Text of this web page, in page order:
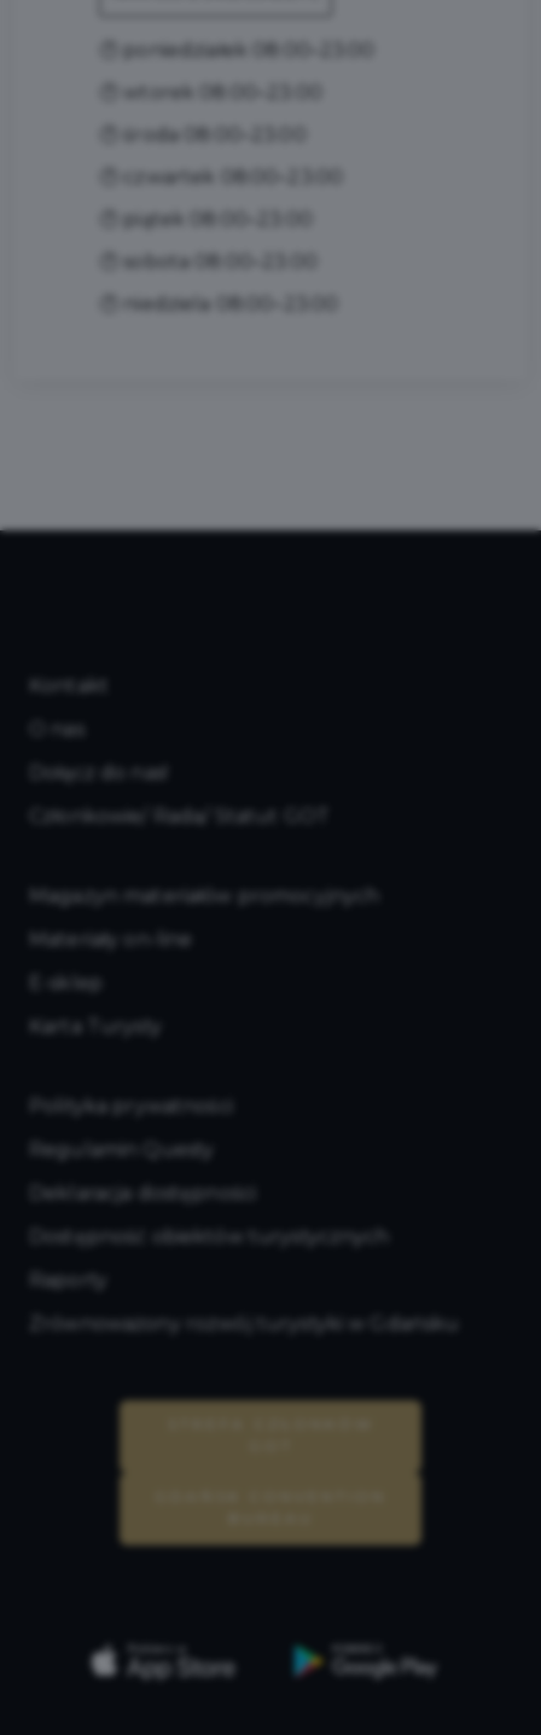
🕐 poniedziałek 08:00–23:00
🕐 wtorek 08:00–23:00
🕐 środa 08:00–23:00
🕐 czwartek 08:00–23:00
🕐 piątek 08:00–23:00
🕐 sobota 08:00–23:00
🕐 niedziela 08:00–23:00
Kontakt
O nas
Dołącz do nas!
Członkowie/ Rada/ Statut GOT
Magazyn materiałów promocyjnych
Materiały on-line
E-sklep
Karta Turysty
Polityka prywatności
Regulamin Questy
Deklaracja dostępności
Dostępność obiektów turystycznych
Raporty
Zrównoważony rozwój turystyki w Gdańsku